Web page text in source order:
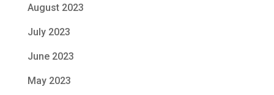
August 2023
July 2023
June 2023
May 2023